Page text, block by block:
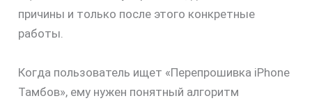
причины и только после этого конкретные
работы.
Когда пользователь ищет «Перепрошивка iPhone
Тамбов», ему нужен понятный алгоритм